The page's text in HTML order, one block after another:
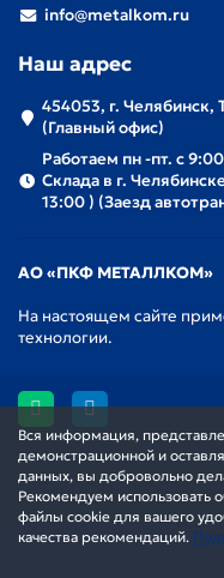
Вся информация,
демонстрационной и
данных, вы добровольно
Рекомендуем использовать
файлы cookie для вашего
качества рекомендаций.
info@metalkom.ru
Наш адрес
454053, г. Челябинск,
(Главный офис)
Работаем пн -пт. с
Склада в г.
13:00 ) (Заезд
АО «ПКФ МЕТАЛЛКОМ»
На настоящем сайте
технологии.